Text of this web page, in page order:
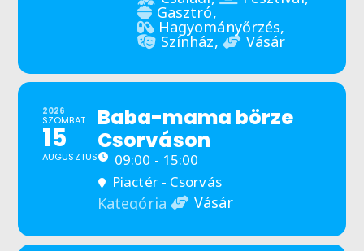
Gasztró,
Hagyományőrzés,
Színház, Vásár
2026
SZOMBAT
15
AUGUSZTUS
Baba-mama börze
Csorváson
09:00 - 15:00
Piactér - Csorvás
Kategória Vásár